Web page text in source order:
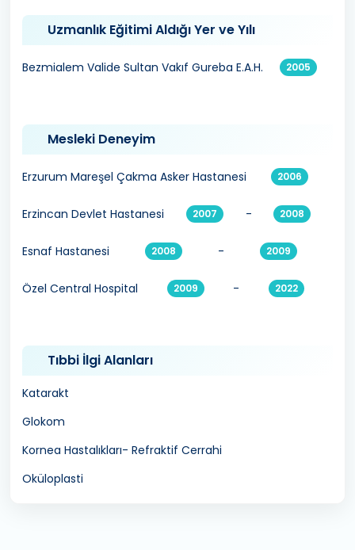
Uzmanlık Eğitimi Aldığı Yer ve Yılı
Bezmialem Valide Sultan Vakıf Gureba E.A.H. 2005
Mesleki Deneyim
Erzurum Mareşel Çakma Asker Hastanesi 2006
Erzincan Devlet Hastanesi 2007 - 2008
Esnaf Hastanesi 2008 - 2009
Özel Central Hospital 2009 - 2022
Tıbbi İlgi Alanları
Katarakt
Glokom
Kornea Hastalıkları- Refraktif Cerrahi
Oküloplasti